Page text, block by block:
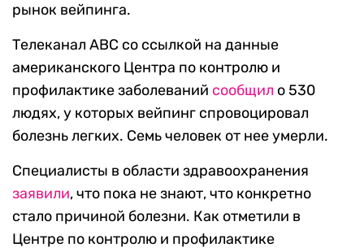
рынок вейпинга.
Телеканал ABC со ссылкой на данные
американского Центра по контролю и
профилактике заболеваний сообщил о 530
людях, у которых вейпинг спровоцировал
болезнь легких. Семь человек от нее умерли.
Специалисты в области здравоохранения
заявили, что пока не знают, что конкретно
стало причиной болезни. Как отметили в
Центре по контролю и профилактике